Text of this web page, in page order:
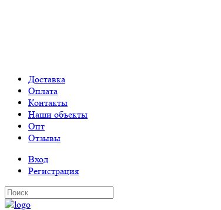
Доставка
Оплата
Контакты
Наши объекты
Опт
Отзывы
Вход
Регистрация